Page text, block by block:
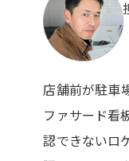
店舗前が駐車
ファサード看
認できないロ